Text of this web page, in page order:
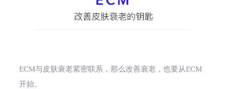
ECM与皮肤衰老紧密联系，那么改善衰老，也要从ECM
开始。